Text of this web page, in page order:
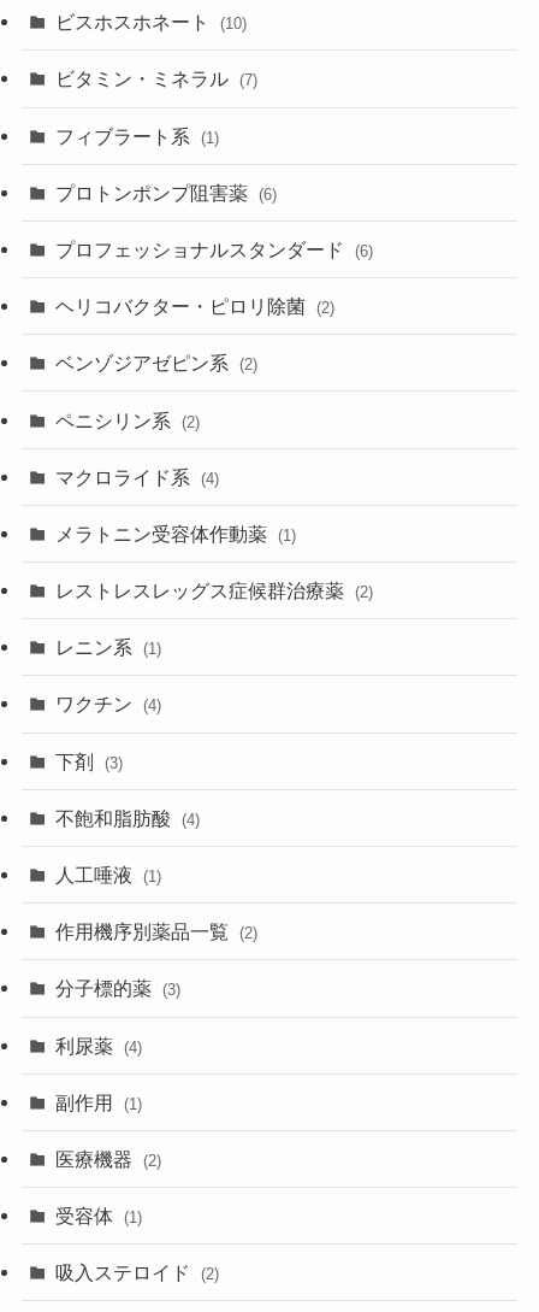
ビスホスホネート (10)
ビタミン・ミネラル (7)
フィブラート系 (1)
プロトンポンプ阻害薬 (6)
プロフェッショナルスタンダード (6)
ヘリコバクター・ピロリ除菌 (2)
ベンゾジアゼピン系 (2)
ペニシリン系 (2)
マクロライド系 (4)
メラトニン受容体作動薬 (1)
レストレスレッグス症候群治療薬 (2)
レニン系 (1)
ワクチン (4)
下剤 (3)
不飽和脂肪酸 (4)
人工唾液 (1)
作用機序別薬品一覧 (2)
分子標的薬 (3)
利尿薬 (4)
副作用 (1)
医療機器 (2)
受容体 (1)
吸入ステロイド (2)